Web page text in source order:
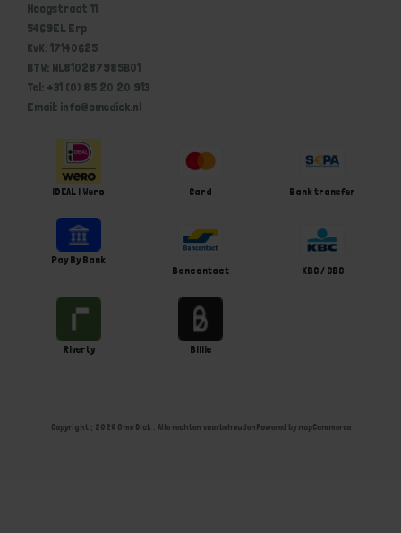
Hoogstraat 11
5469EL Erp
KvK: 17140625
BTW: NL810287985B01
Tel: +31 (0) 85 20 20 913
Email: info@omedick.nl
iDEAL | Wero Card Bank transfer
Pay By Bank
Bancontact
KBC / CBC
Riverty Billie
Copyright ; 2026 Ome Dick . Alle rechten voorbehoudenPowered by nopCommerce